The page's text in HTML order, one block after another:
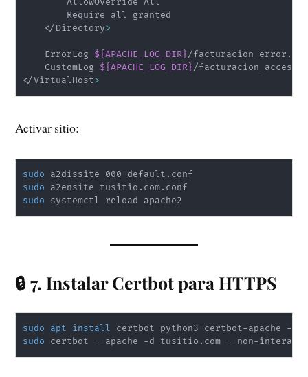
        Require all granted
</Directory>
    ErrorLog
${APACHE_LOG_DIR}/
    CustomLog
${APACHE_LOG_DIR}
</VirtualHost>
Activar sitio:
sudo
sudo
sudo systemctl reload apache2
🔒 7. Instalar Certbot para HTTPS
sudo apt install
sudo certbot --apache -d tusitio.com --non-